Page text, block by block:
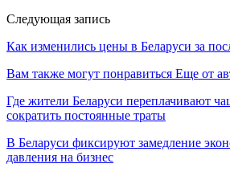
Следующая запись
Как изменились цены в Беларуси за
Вам также могут понравиться Еще от
Где жители Беларуси переплачивают
сократить постоянные траты
В Беларуси фиксируют замедление
давления на бизнес